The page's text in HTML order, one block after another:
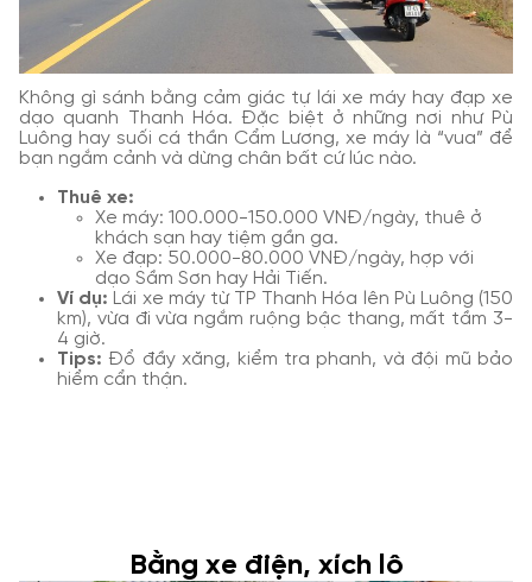
Không gì sánh bằng cảm giác tự lái xe máy hay đạp xe
dạo quanh Thanh Hóa. Đặc biệt ở những nơi như Pù
Luông hay suối cá thần Cẩm Lương, xe máy là “vua” để
bạn ngắm cảnh và dừng chân bất cứ lúc nào.
Thuê xe:
Xe máy: 100.000-150.000 VNĐ/ngày, thuê ở
khách sạn hay tiệm gần ga.
Xe đạp: 50.000-80.000 VNĐ/ngày, hợp với
dạo Sầm Sơn hay Hải Tiến.
Ví dụ: Lái xe máy từ TP Thanh Hóa lên Pù Luông (150
km), vừa đi vừa ngắm ruộng bậc thang, mất tầm 3-
4 giờ.
Tips:Đổ đầy xăng, kiểm tra phanh, và đội mũ bảo
hiểm cẩn thận.
Bằng xe điện, xích lô